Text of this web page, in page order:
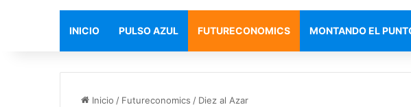
INICIO PULSO AZUL FUTURECONOMICS MONTANDO EL
Inicio / Futureconomics / Diez al Azar